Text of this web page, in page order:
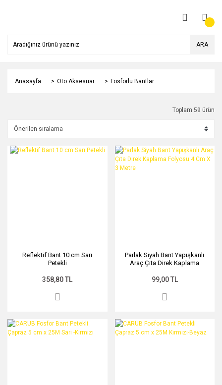
ARA
Anasayfa Oto Aksesuar Fosforlu Bantlar
Toplam 59 ürün
Reflektif Bant 10 cm Sarı
Petekli
358,80 TL
Parlak Siyah Bant Yapışkanlı
Araç Çıta Direk Kaplama
99,00 TL